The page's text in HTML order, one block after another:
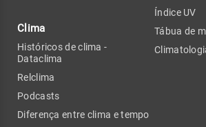
Clima
Históricos de clima -
Dataclima
Relclima
Podcasts
Diferença entre clima e tempo
Índice UV
Tábua de